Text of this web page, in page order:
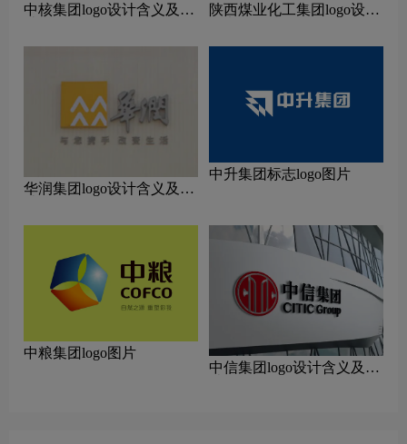
中核集团logo设计含义及设
陕西煤业化工集团logo设计
华润集团logo设计含义及设
中升集团标志logo图片
中粮集团logo图片
中信集团logo设计含义及设